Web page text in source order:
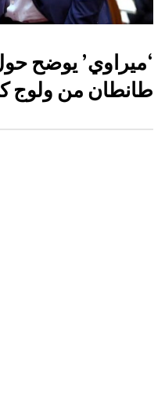
‘ميراوي’ يوضح
طانطان من ولوج